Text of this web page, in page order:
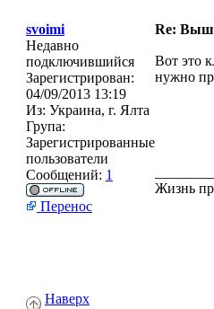
svoimi
Re:
Недавно
подключившийся
Зарегистрирован:
04/09/2013 13:19
Из: Украина, г. Ялта
Група:
Зарегистрированные
пользователи
Сообщений: 1
Вот это
нужно
Жизнь
Перенос
Наверх